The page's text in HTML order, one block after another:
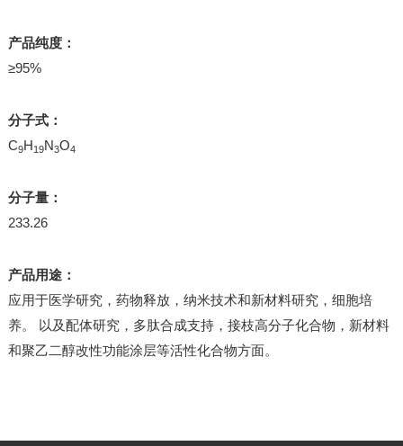
产品纯度：
≥95%
分子式：
C9H19N3O4
分子量：
233.26
产品用途：
应用于医学研究，药物释放，纳米技术和新材料研究，细胞培
养。 以及配体研究，多肽合成支持，接枝高分子化合物，新材料
和聚乙二醇改性功能涂层等活性化合物方面。